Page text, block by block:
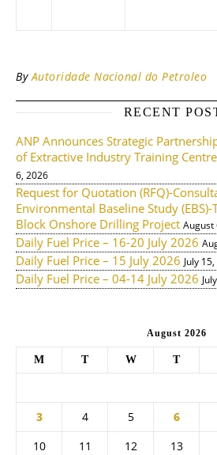
ByAutoridade Nacional do Petroleo
RECENT
ANP Announces Strategic
of Extractive Industry Training
6, 2026
Request for Quotation (RFQ)-
Environmental Baseline Study
Block Onshore Drilling Project August
Daily Fuel Price – 16-20 July 2026
Daily Fuel Price – 15 July 2026 July
Daily Fuel Price – 04-14 July 2026
August 2026
M T W T
3
4 5 6
10
11 12 13